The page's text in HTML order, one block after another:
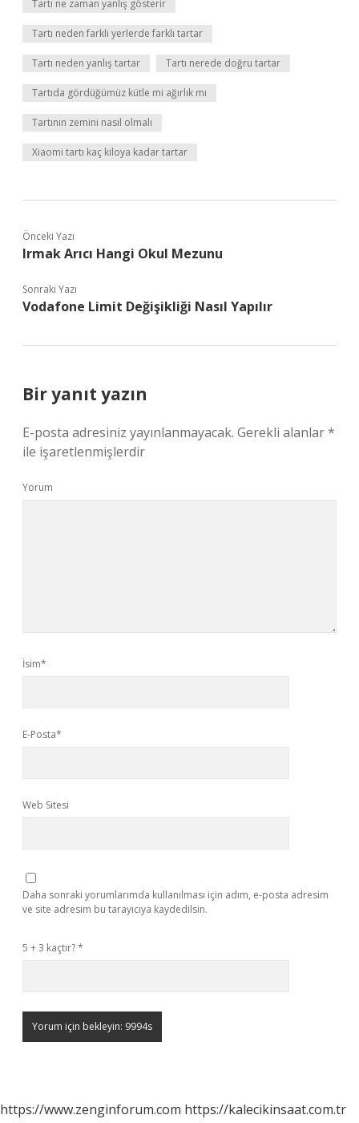
Tartı ne zaman yanlış gösterir
Tartı neden farklı yerlerde farklı tartar
Tartı neden yanlış tartar Tartı nerede doğru tartar
Tartıda gördüğümüz kütle mi ağırlık mı
Tartının zemini nasıl olmalı
Xiaomi tartı kaç kiloya kadar tartar
Önceki Yazı
Irmak Arıcı Hangi Okul Mezunu
Sonraki Yazı
Vodafone Limit Değişikliği Nasıl Yapılır
Bir yanıt yazın
E-posta adresiniz yayınlanmayacak. Gerekli alanlar*
ile işaretlenmişlerdir
Yorum
İsim*
E-Posta*
Web Sitesi
Daha sonraki yorumlarımda kullanılması için adım, e-posta adresim
ve site adresim bu tarayıcıya kaydedilsin.
5 + 3 kaçtır?*
https://www.zenginforum.com https://kalecikinsaat.com.tr